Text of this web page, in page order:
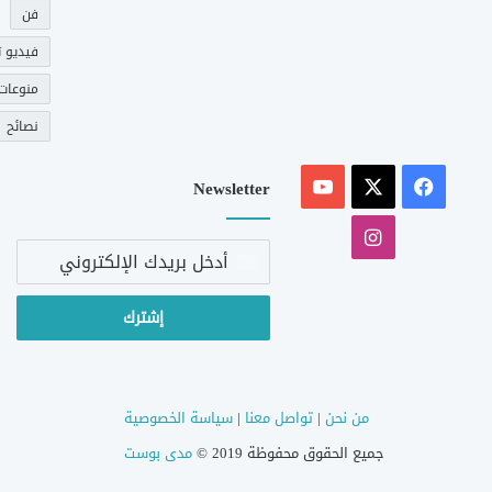
فن
فيديو
نصائح
فيسبوك
‫YouTube
انستقرام
Newsletter
أدخل
الإلكتروني
من نحن |تواصل معنا |سياسة الخصوصية
جميع الحقوق محفوظة 2019 ©
مدى بوست